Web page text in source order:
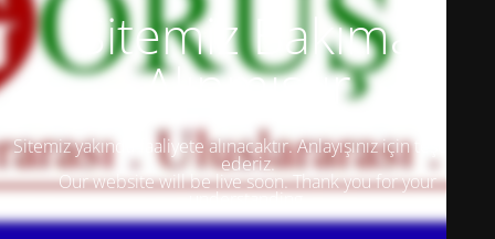
Sitemiz Bakıma
Alınmıştır
Sitemiz yakında faaliyete alınacaktır. Anlayışınız için teşekkür
ederiz.
Our website will be live soon. Thank you for your
understanding.